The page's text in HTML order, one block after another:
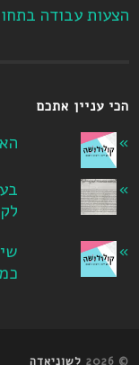
הצעות עבודה
הכי עניין אתכם
© 2026 לשוניאדה